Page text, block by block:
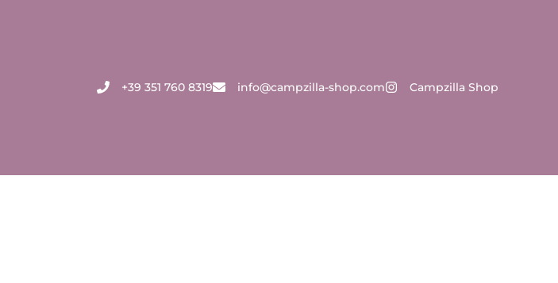
+39 351 760 8319 info@campzilla-shop.com Campzilla Shop